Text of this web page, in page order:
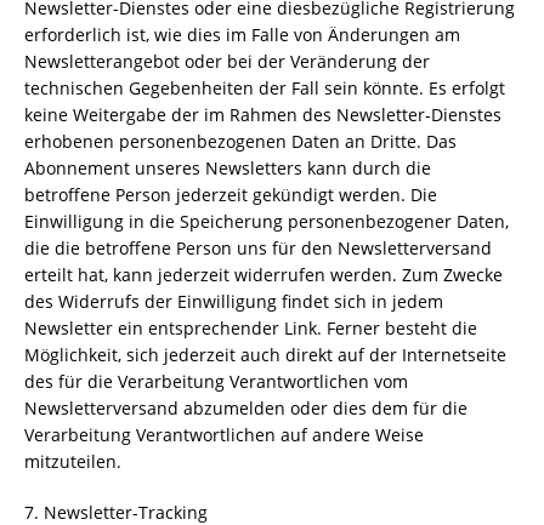
Newsletter-Dienstes oder eine diesbezügliche Registrierung
erforderlich ist, wie dies im Falle von Änderungen am
Newsletterangebot oder bei der Veränderung der
technischen Gegebenheiten der Fall sein könnte. Es erfolgt
keine Weitergabe der im Rahmen des Newsletter-Dienstes
erhobenen personenbezogenen Daten an Dritte. Das
Abonnement unseres Newsletters kann durch die
betroffene Person jederzeit gekündigt werden. Die
Einwilligung in die Speicherung personenbezogener Daten,
die die betroffene Person uns für den Newsletterversand
erteilt hat, kann jederzeit widerrufen werden. Zum Zwecke
des Widerrufs der Einwilligung findet sich in jedem
Newsletter ein entsprechender Link. Ferner besteht die
Möglichkeit, sich jederzeit auch direkt auf der Internetseite
des für die Verarbeitung Verantwortlichen vom
Newsletterversand abzumelden oder dies dem für die
Verarbeitung Verantwortlichen auf andere Weise
mitzuteilen.
7. Newsletter-Tracking